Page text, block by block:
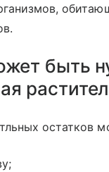
быть
остатков